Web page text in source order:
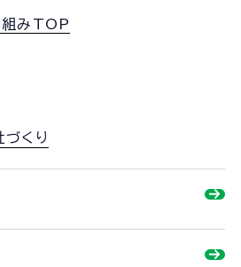
組みTOP
くり